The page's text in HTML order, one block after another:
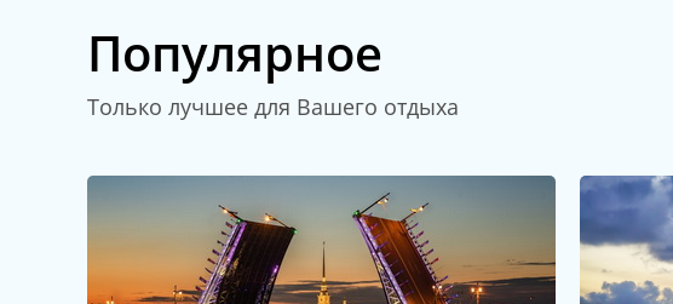
Популярное
Только лучшее для Вашего отдыха